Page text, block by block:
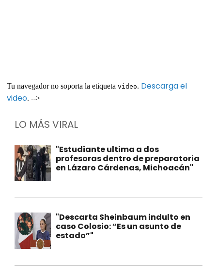
Tu navegador no soporta la etiqueta video. Descarga el
video. -->
LO MÁS VIRAL
"Estudiante ultima a dos
profesoras dentro de preparatoria
en Lázaro Cárdenas, Michoacán"
"Descarta Sheinbaum indulto en
caso Colosio: “Es un asunto de
estado”"